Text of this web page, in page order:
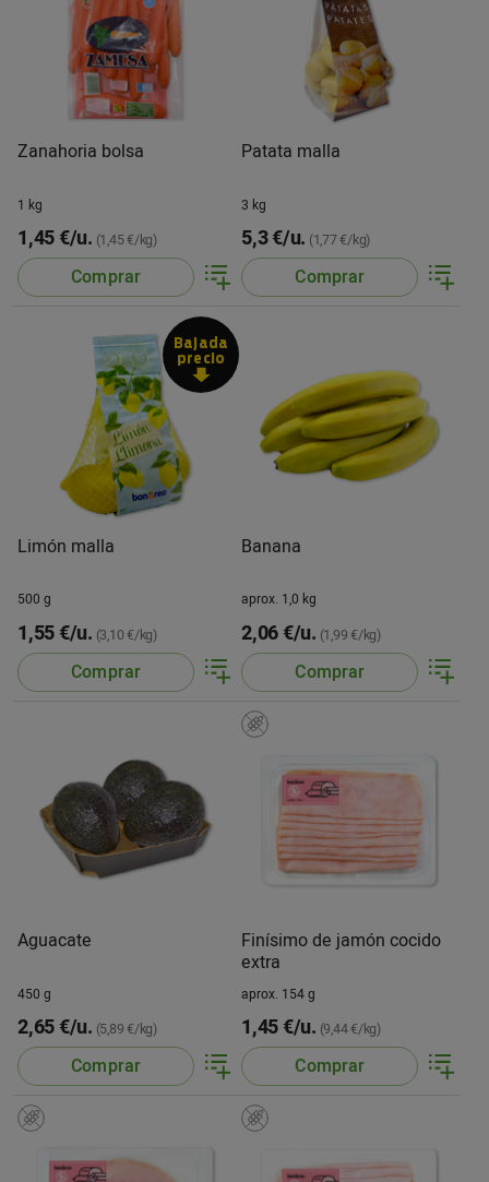
Zanahoria bolsa
1 kg
1,45 €/u. (1,45 €/kg)
Comprar
Patata malla
3 kg
5,3 €/u. (1,77 €/kg)
Comprar
Bajada
precio
Limón malla
500 g
1,55 €/u. (3,10 €/kg)
Comprar
Banana
aprox. 1,0 kg
2,06 €/u. (1,99 €/kg)
Comprar
Aguacate
450 g
2,65 €/u. (5,89 €/kg)
Comprar
Finísimo de jamón cocido
extra
aprox. 154 g
1,45 €/u. (9,44 €/kg)
Comprar